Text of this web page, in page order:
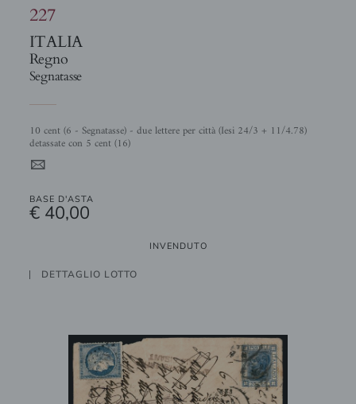
227
ITALIA
Regno
Segnatasse
10 cent (6 - Segnatasse) - due lettere per città (Iesi 24/3 + 11/4.78)
detassate con 5 cent (16)
4
BASE D'ASTA
€ 40,00
INVENDUTO
DETTAGLIO LOTTO